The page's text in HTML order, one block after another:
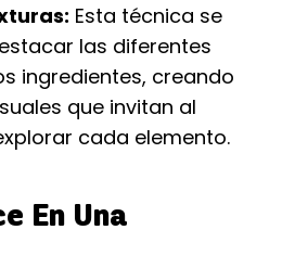
Esta técnica se
las diferentes
ingredientes, creando
que invitan al
cada elemento.
En Una